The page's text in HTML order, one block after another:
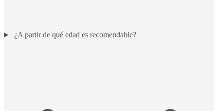
¿A partir de qué edad es recomendable?